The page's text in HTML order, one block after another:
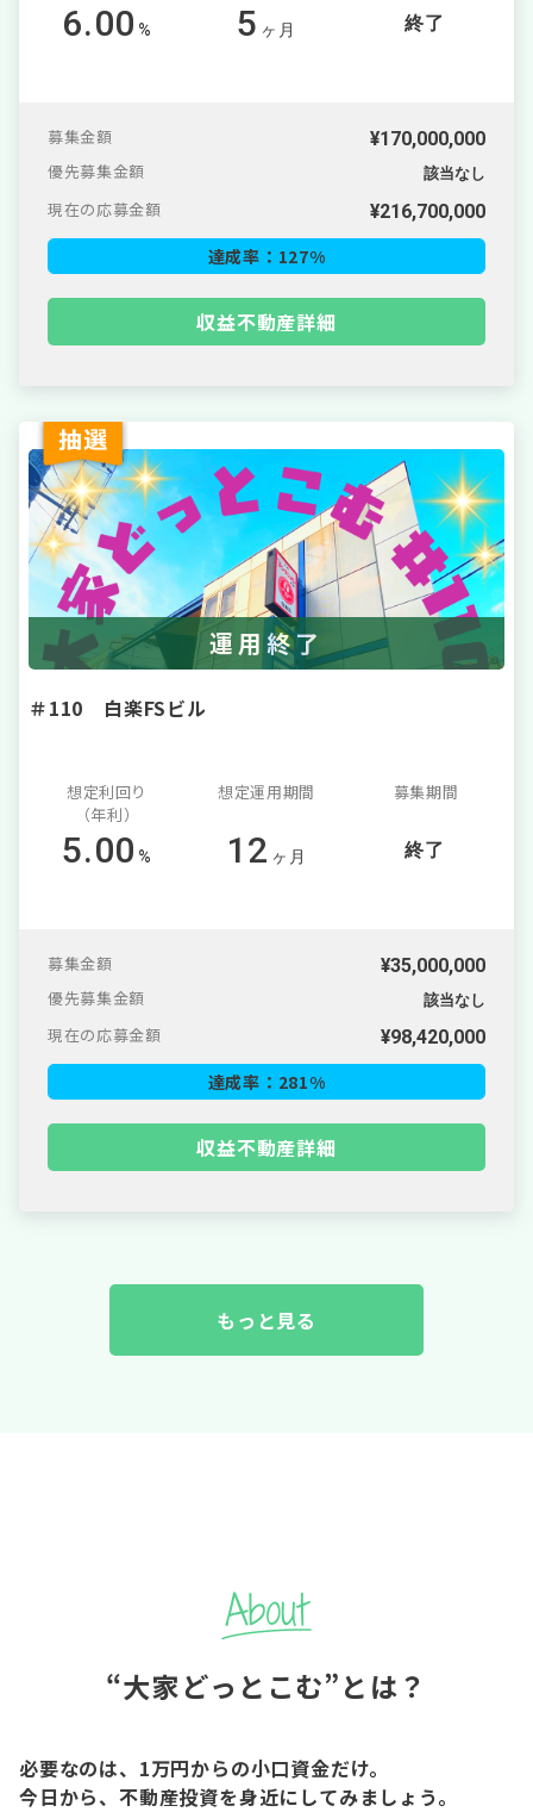
6.00 % 5 ヶ月 終了
募集金額
¥170,000,000
優先募集金額
該当なし
現在の応募金額 ¥216,700,000
達成率： 127%
収益不動産詳細
運用終了
＃110 白楽FSビル
想定利回り
（年利）
5.00 %
想定運用期間
12 ヶ月
募集期間
終了
募集金額
¥35,000,000
優先募集金額
該当なし
現在の応募金額 ¥98,420,000
達成率： 281%
収益不動産詳細
もっと見る
“大家どっとこむ”とは？
必要なのは、1万円からの小口資金だけ。
今日から、不動産投資を身近にしてみましょう。